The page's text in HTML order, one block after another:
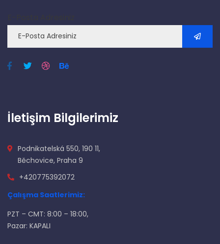
İletişim Bilgilerimiz
Podnikatelská 550, 190 11,
Běchovice, Praha 9
+420775392072
Çalışma Saatlerimiz:
PZT – CMT: 8:00 – 18:00,
Pazar: KAPALI